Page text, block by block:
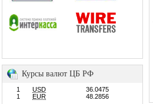
Курсы валют ЦБ РФ
1 USD
36.0475
1
EUR 48.2856